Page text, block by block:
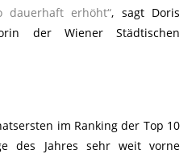
dauerhaft erhöht“, sagt Doris
der Wiener Städtischen
im Ranking der Top 10
des Jahres sehr weit vorne